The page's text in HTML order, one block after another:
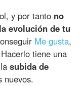
y por tanto no
evolución de tu
Me gusta,
tiene una
lasubida de
nuevos.